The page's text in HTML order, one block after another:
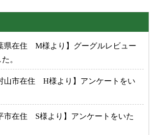
県在住 M様より】グーグルレビュー
。
山市在住 H様より】アンケートをい
市在住 S様より】アンケートをいた